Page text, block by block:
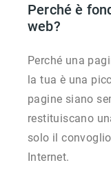
Perché è
web?
Perché una
la tua è una
pagine siano
restituiscano
solo il
Internet.